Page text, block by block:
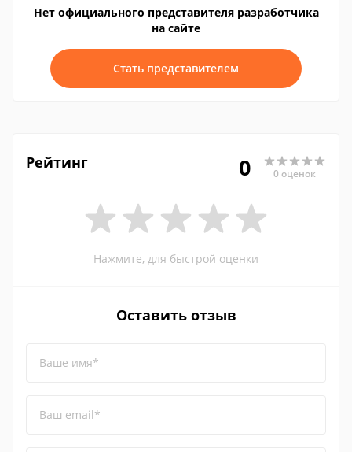
Нет официального представителя разработчика
на сайте
Стать представителем
Рейтинг 0 0 оценок
Нажмите, для быстрой оценки
Оставить отзыв
Ваше имя*
Ваш email*